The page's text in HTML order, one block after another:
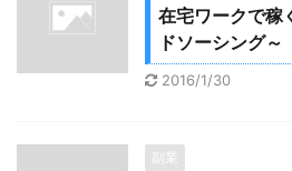
在宅ワークで稼
ドソーシング～
2016/1/30
副業